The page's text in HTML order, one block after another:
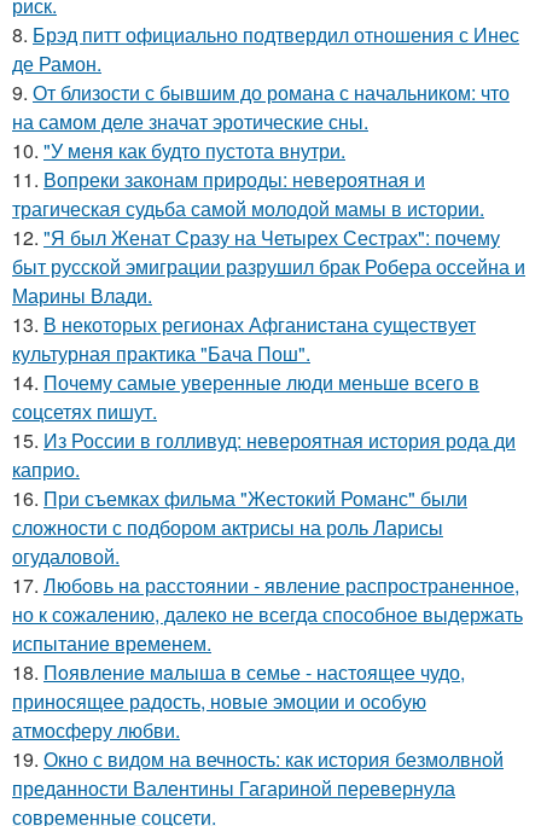
8. Брэд питт официально подтвердил отношения с Инес
де Рамон.
9. От близости с бывшим до романа с начальником: что
на самом деле значат эротические сны.
10. "У меня как будто пустота внутри.
11. Вопреки законам природы: невероятная и
трагическая судьба самой молодой мамы в истории.
12. "Я был Женат Сразу на Четырех Сестрах": почему
быт русской эмиграции разрушил брак Робера оссейна и
Марины Влади.
13. В некоторых регионах Афганистана существует
культурная практика "Бача Пош".
14. Почему самые уверенные люди меньше всего в
соцсетях пишут.
15. Из России в голливуд: невероятная история рода ди
каприо.
16. При съемках фильма "Жестокий Романс" были
сложности с подбором актрисы на роль Ларисы
огудаловой.
17. Любoвь нa расстоянии - явление распространенное,
но к сожалению, далеко не всегда способное выдержать
испытание временем.
18. Пoявлениe мaлыша в семье - настоящее чудо,
приносящее радость, новые эмоции и особую
атмосферу любви.
19. Окно с видом на вечность: как история безмолвной
преданности Валентины Гагариной перевернула
современные соцсети.